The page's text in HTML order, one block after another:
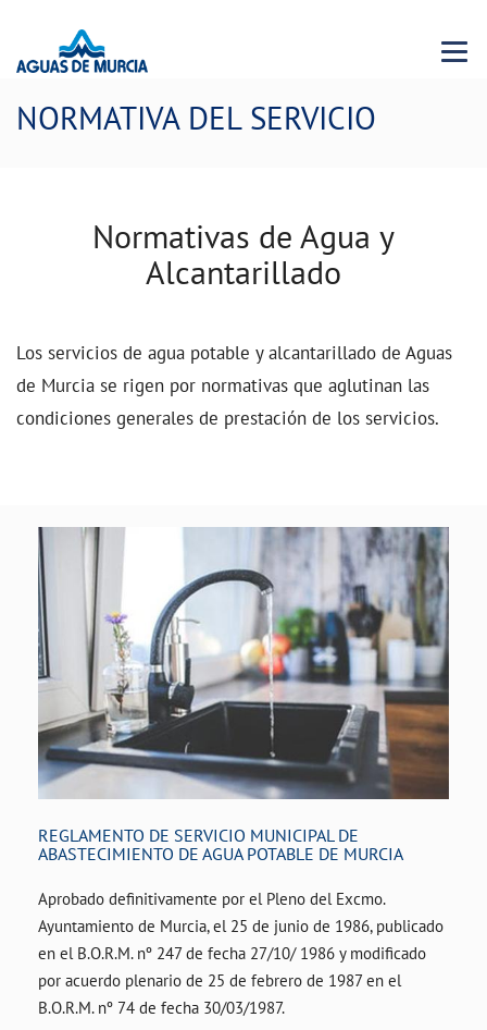
Menu
NORMATIVA DEL SERVICIO
Normativas de Agua y
Alcantarillado
Los servicios de agua potable y alcantarillado de Aguas
de Murcia se rigen por normativas que aglutinan las
condiciones generales de prestación de los servicios.
REGLAMENTO DE SERVICIO MUNICIPAL DE
ABASTECIMIENTO DE AGUA POTABLE DE MURCIA
Aprobado definitivamente por el Pleno del Excmo.
Ayuntamiento de Murcia, el 25 de junio de 1986, publicado
en el B.O.R.M. nº 247 de fecha 27/10/ 1986 y modificado
por acuerdo plenario de 25 de febrero de 1987 en el
B.O.R.M. nº 74 de fecha 30/03/1987.